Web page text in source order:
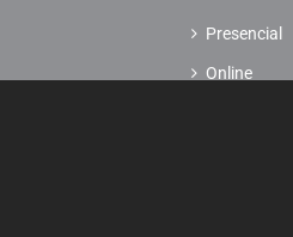
Presencial
Online